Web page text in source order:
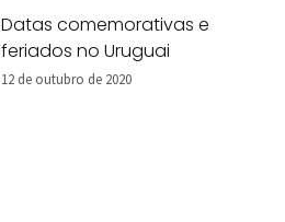
Datas comemorativas e
feriados no Uruguai
12 de outubro de 2020